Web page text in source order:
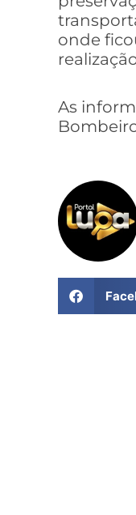
onde
As